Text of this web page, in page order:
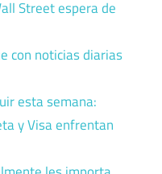
Street espera de
con noticias diarias
esta semana:
y Visa enfrentan